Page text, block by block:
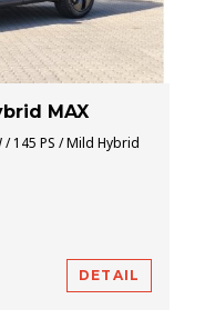
MAX
/ 145 PS / Mild Hybrid
DETAIL